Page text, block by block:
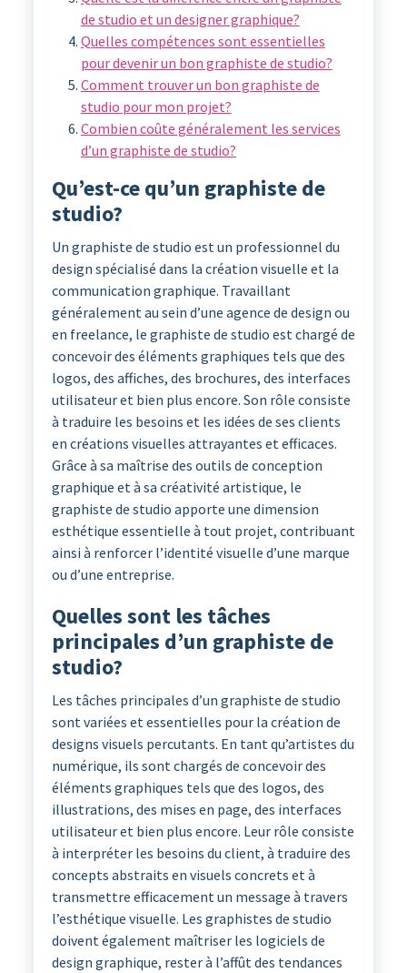
de studio et un designer graphique?
Quelles compétences sont essentielles
pour devenir un bon graphiste de studio?
Comment trouver un bon graphiste de
studio pour mon projet?
Combien coûte généralement les services
d’un graphiste de studio?
Qu’est-ce qu’un graphiste de
studio?
Un graphiste de studio est un professionnel du
design spécialisé dans la création visuelle et la
communication graphique. Travaillant
généralement au sein d’une agence de design ou
en freelance, le graphiste de studio est chargé de
concevoir des éléments graphiques tels que des
logos, des affiches, des brochures, des interfaces
utilisateur et bien plus encore. Son rôle consiste
à traduire les besoins et les idées de ses clients
en créations visuelles attrayantes et efficaces.
Grâce à sa maîtrise des outils de conception
graphique et à sa créativité artistique, le
graphiste de studio apporte une dimension
esthétique essentielle à tout projet, contribuant
ainsi à renforcer l’identité visuelle d’une marque
ou d’une entreprise.
Quelles sont les tâches
principales d’un graphiste de
studio?
Les tâches principales d’un graphiste de studio
sont variées et essentielles pour la création de
designs visuels percutants. En tant qu’artistes du
numérique, ils sont chargés de concevoir des
éléments graphiques tels que des logos, des
illustrations, des mises en page, des interfaces
utilisateur et bien plus encore. Leur rôle consiste
à interpréter les besoins du client, à traduire des
concepts abstraits en visuels concrets et à
transmettre efficacement un message à travers
l’esthétique visuelle. Les graphistes de studio
doivent également maîtriser les logiciels de
design graphique, rester à l’affût des tendances